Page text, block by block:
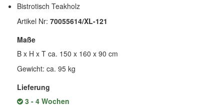
Bistrotisch Teakholz
Artikel Nr: 70055614/XL-121
Maße
B x H x T ca. 150 x 160 x 90 cm
Gewicht: ca. 95 kg
Lieferung
3 - 4 Wochen